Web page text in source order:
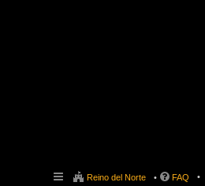
Reino del Norte FAQ